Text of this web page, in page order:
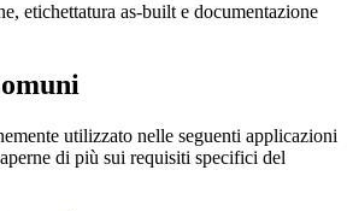
etichettatura as-built e documentazione
utilizzato nelle seguenti applicazioni
di più sui requisiti specifici del